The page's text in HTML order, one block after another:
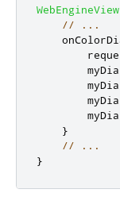
WebEngineView
// ...
}
// ...
}